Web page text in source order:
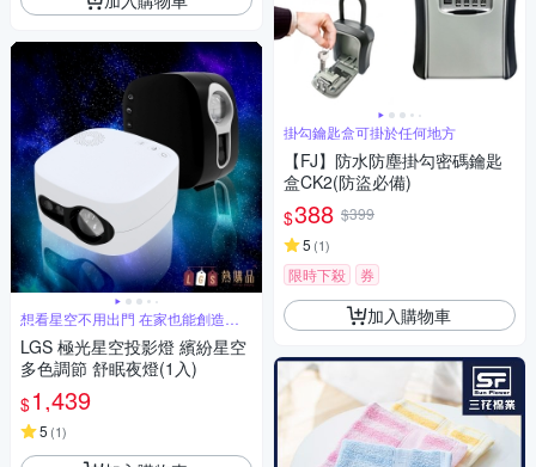
想看星空不用出門 在家也能創造萬
天星星
LGS 極光星空投影燈 繽紛星空
多色調節 舒眠夜燈(1入)
$1,439
5 (1)
掛勾鑰匙盒可掛於任何地方
【FJ】防水防塵掛勾密碼鑰匙
盒CK2(防盜必備)
$388 $399
5 (1)
限時下殺 券
加入購物車